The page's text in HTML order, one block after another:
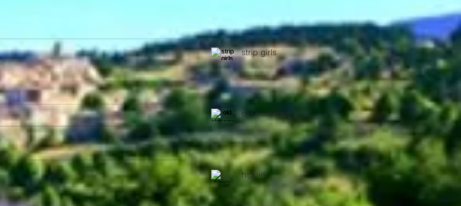
strip girls
old alabama
hippie